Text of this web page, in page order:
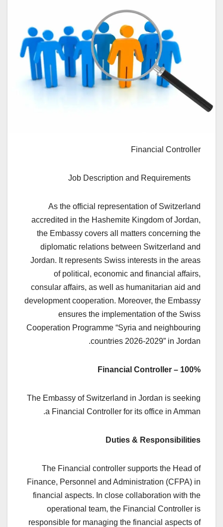
Financial Controller
Job Description and Requirements
As the official representation of Switzerland
accredited in the Hashemite Kingdom of Jordan,
the Embassy covers all matters concerning the
diplomatic relations between Switzerland and
Jordan. It represents Swiss interests in the areas
of political, economic and financial affairs,
consular affairs, as well as humanitarian aid and
development cooperation. Moreover, the Embassy
ensures the implementation of the Swiss
Cooperation Programme “Syria and neighbouring
countries 2026-2029” in Jordan.
Financial Controller – 100%
The Embassy of Switzerland in Jordan is seeking
a Financial Controller for its office in Amman.
Duties & Responsibilities
The Financial controller supports the Head of
Finance, Personnel and Administration (CFPA) in
financial aspects. In close collaboration with the
operational team, the Financial Controller is
responsible for managing the financial aspects of